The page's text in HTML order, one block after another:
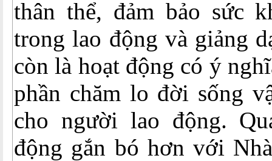
thân thể, đảm bảo sức
trong lao động và giảng
còn là hoạt động có ý
phần chăm lo đời sống
cho người lao động.
động gắn bó hơn với